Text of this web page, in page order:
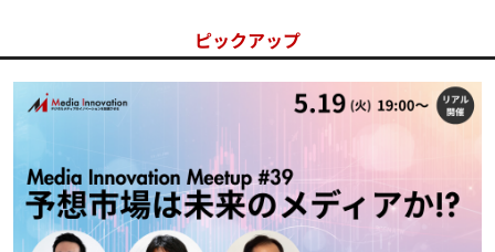
ピックアップ